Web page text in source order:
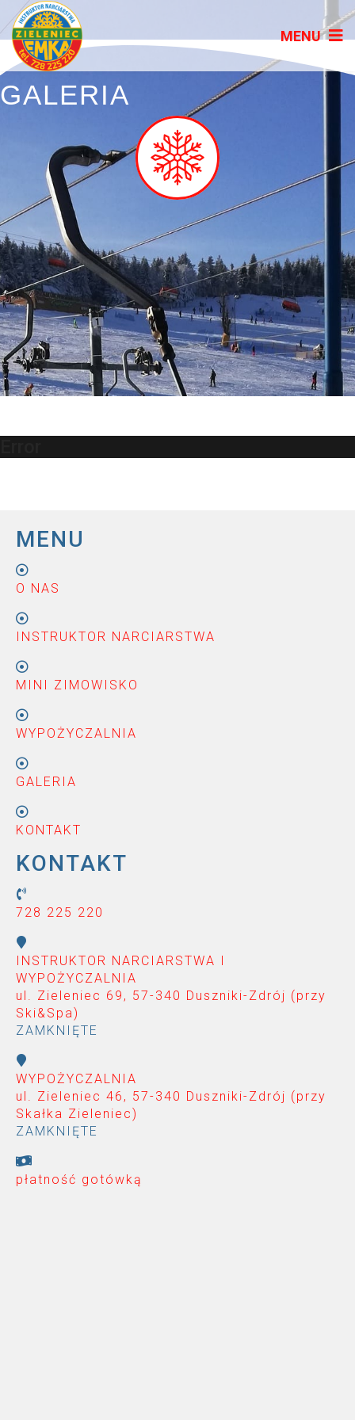
GALERIA
MENU
O NAS
INSTRUKTOR NARCIARSTWA
MINI ZIMOWISKO
WYPOŻYCZALNIA
GALERIA
KONTAKT
KONTAKT
728 225 220
INSTRUKTOR NARCIARSTWA I
WYPOŻYCZALNIA
ul. Zieleniec 69, 57-340 Duszniki-Zdrój (przy
Ski&Spa)
ZAMKNIĘTE
WYPOŻYCZALNIA
ul. Zieleniec 46, 57-340 Duszniki-Zdrój (przy
Skałka Zieleniec)
ZAMKNIĘTE
płatność gotówką